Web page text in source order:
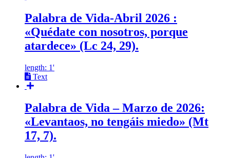
Palabra de Vida-Abril 2026 :
«Quédate con nosotros, porque
atardece» (Lc 24, 29).
length: 1'
Text
Palabra de Vida – Marzo de 2026:
«Levantaos, no tengáis miedo» (Mt
17, 7).